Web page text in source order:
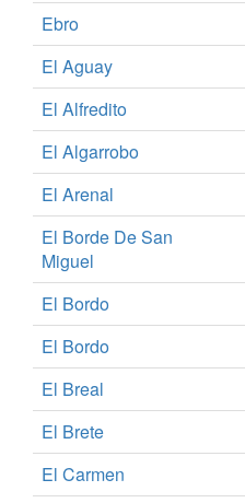
Ebro
El Aguay
El Alfredito
El Algarrobo
El Arenal
El Borde De San
Miguel
El Bordo
El Bordo
El Breal
El Brete
El Carmen